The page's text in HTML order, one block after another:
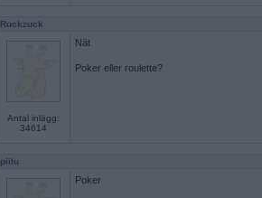
Ruckzuck
Antal inlägg:
34614
Nät
Poker eller roulette?
piilu
Poker